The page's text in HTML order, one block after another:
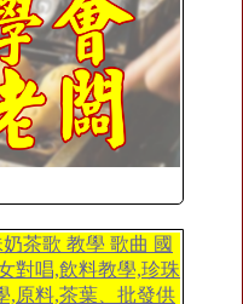
茶歌 教學 歌曲 國
對唱,飲料教學,珍珠
,原料,茶葉、批發供